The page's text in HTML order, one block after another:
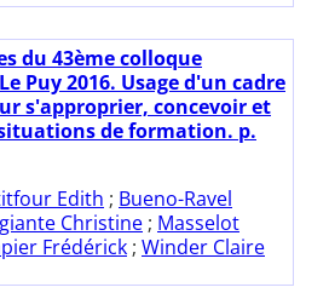
du 43ème colloque
Puy 2016. Usage d'un cadre
s'approprier, concevoir et
de formation. p.
Edith ; Bueno-Ravel
Christine ; Masselot
Frédérick ; Winder Claire